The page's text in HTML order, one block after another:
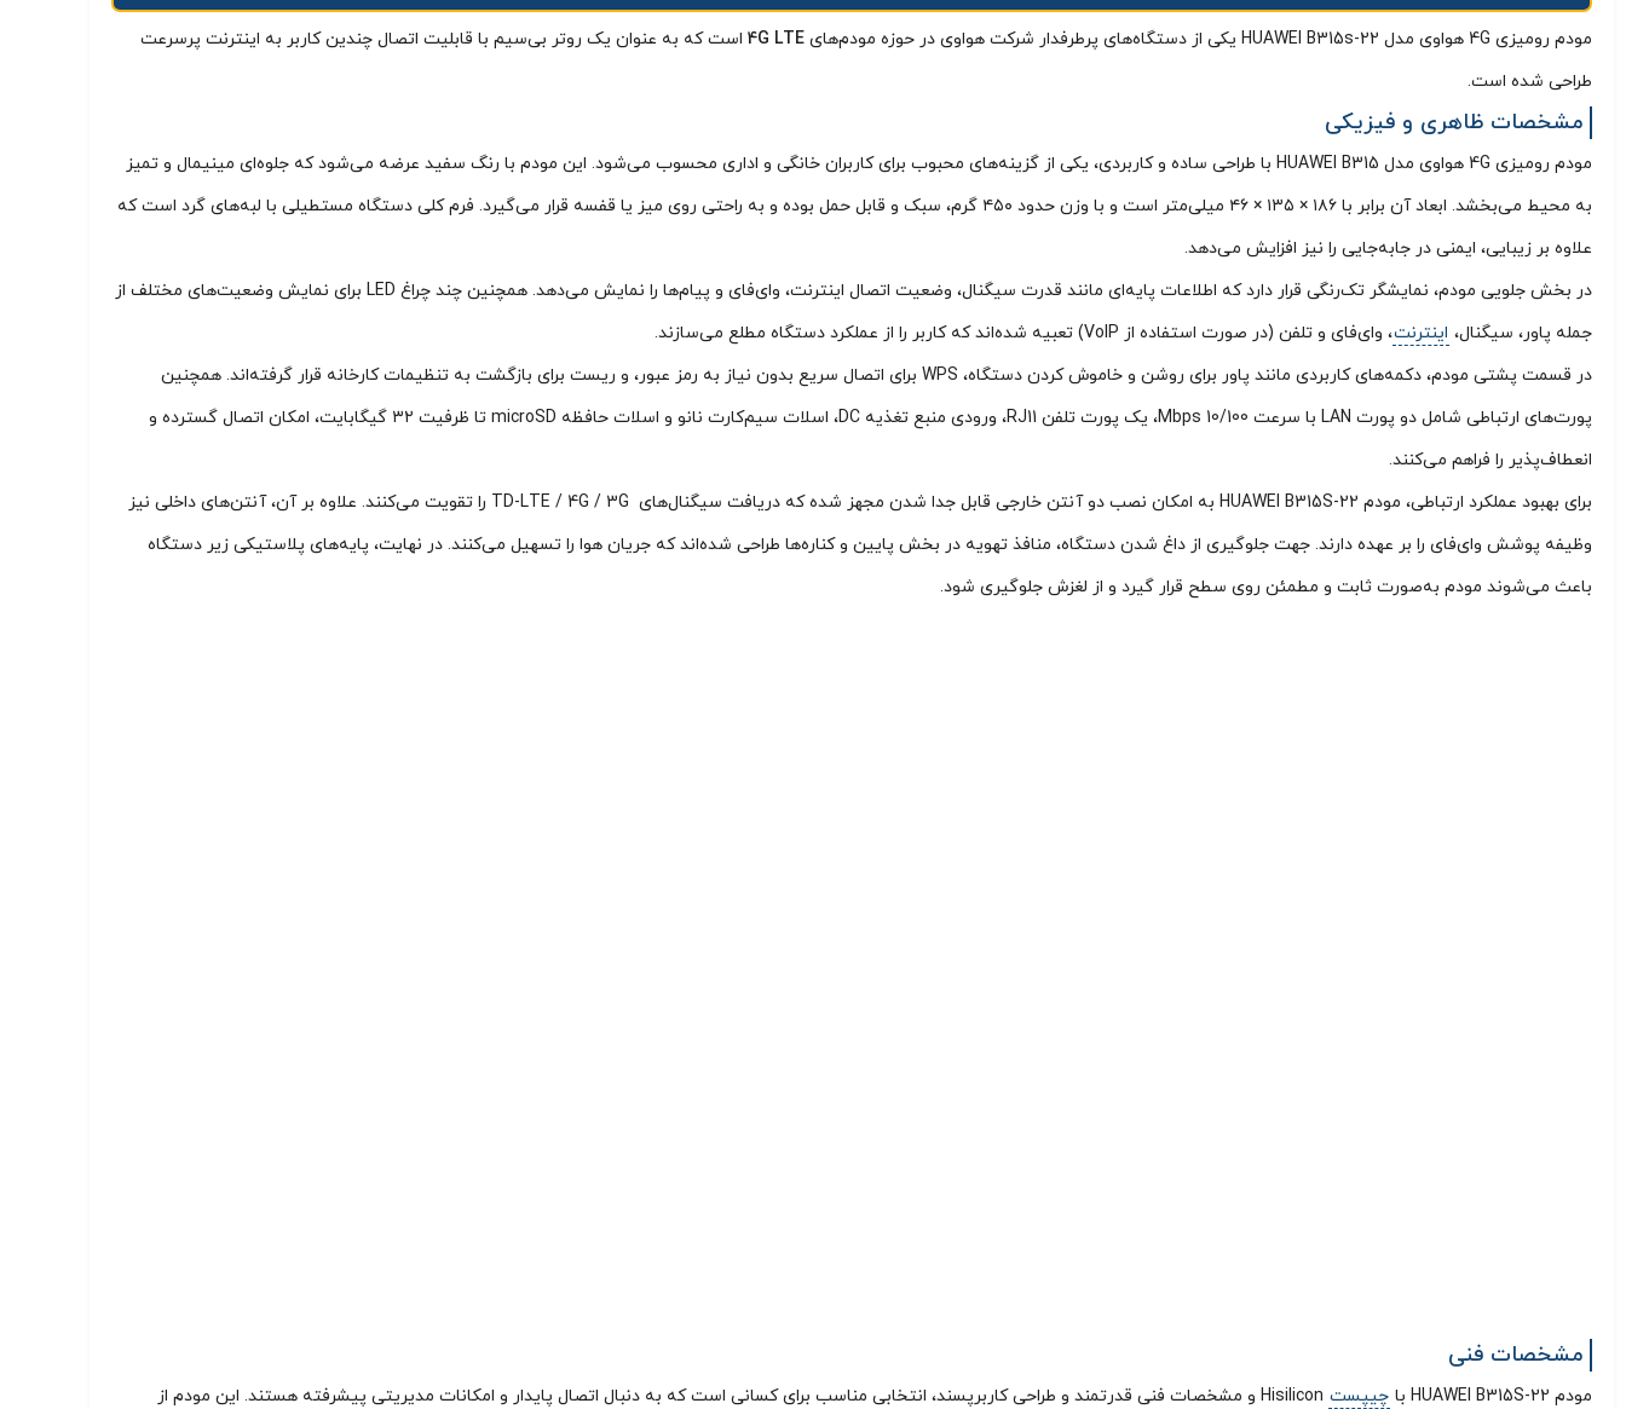
مودم رومیزی 4G هواوی مدل HUAWEI B315s-22 یکی از دستگاه‌های پرطرفدار شرکت هواوی در حوزه مودم‌های 4G LTE است که به عنوان یک روتر بی‌سیم با قابلیت اتصال چندین کاربر به اینترنت پرسرعت
طراحی شده است.
مشخصات ظاهری و فیزیکی
مودم رومیزی 4G هواوی مدل HUAWEI B315 با طراحی ساده و کاربردی، یکی از گزینه‌های محبوب برای کاربران خانگی و اداری محسوب می‌شود. این مودم با رنگ سفید عرضه می‌شود که جلوه‌ای مینیمال و تمیز
به محیط می‌بخشد. ابعاد آن برابر با ۱۸۶ × ۱۳۵ × ۴۶ میلی‌متر است و با وزن حدود ۴۵۰ گرم، سبک و قابل حمل بوده و به راحتی روی میز یا قفسه قرار می‌گیرد. فرم کلی دستگاه مستطیلی با لبه‌های گرد است که
علاوه بر زیبایی، ایمنی در جابه‌جایی را نیز افزایش می‌دهد.
در بخش جلویی مودم، نمایشگر تک‌رنگی قرار دارد که اطلاعات پایه‌ای مانند قدرت سیگنال، وضعیت اتصال اینترنت، وای‌فای و پیام‌ها را نمایش می‌دهد. همچنین چند چراغ LED برای نمایش وضعیت‌های مختلف از
جمله پاور، سیگنال، اینترنت، وای‌فای و تلفن (در صورت استفاده از VoIP) تعبیه شده‌اند که کاربر را از عملکرد دستگاه مطلع می‌سازند.
در قسمت پشتی مودم، دکمه‌های کاربردی مانند پاور برای روشن و خاموش کردن دستگاه، WPS برای اتصال سریع بدون نیاز به رمز عبور، و ریست برای بازگشت به تنظیمات کارخانه قرار گرفته‌اند. همچنین
پورت‌های ارتباطی شامل دو پورت LAN با سرعت 10/100 Mbps، یک پورت تلفن RJ11، ورودی منبع تغذیه DC، اسلات سیم‌کارت نانو و اسلات حافظه microSD تا ظرفیت ۳۲ گیگابایت، امکان اتصال گسترده و
انعطاف‌پذیر را فراهم می‌کنند.
برای بهبود عملکرد ارتباطی، مودم HUAWEI B315S-22 به امکان نصب دو آنتن خارجی قابل جدا شدن مجهز شده که دریافت سیگنال‌های TD-LTE / 4G / 3G را تقویت می‌کنند. علاوه بر آن، آنتن‌های داخلی نیز
وظیفه پوشش وای‌فای را بر عهده دارند. جهت جلوگیری از داغ شدن دستگاه، منافذ تهویه در بخش پایین و کناره‌ها طراحی شده‌اند که جریان هوا را تسهیل می‌کنند. در نهایت، پایه‌های پلاستیکی زیر دستگاه
باعث می‌شوند مودم به‌صورت ثابت و مطمئن روی سطح قرار گیرد و از لغزش جلوگیری شود.
مشخصات فنی
مودم HUAWEI B315S-22 با چیپست
Hisilicon و مشخصات فنی قدرتمند و طراحی کاربرپسند، انتخابی مناسب برای کسانی است که به دنبال اتصال پایدار و امکانات مدیریتی پیشرفته هستند. این مودم از